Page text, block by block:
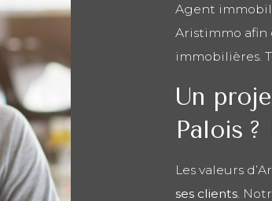
Agent
Aristimmo afin
immobilières.
Un
Palois
Les valeurs
ses clients.